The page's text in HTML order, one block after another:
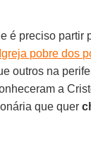
é preciso partir
Igreja pobre dos
outros na
a
que quer